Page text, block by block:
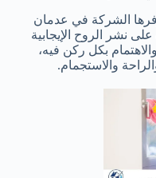
الشركة في عدمان
نشر الروح الإيجابية
بكل ركن فيه،
والاستجمام.